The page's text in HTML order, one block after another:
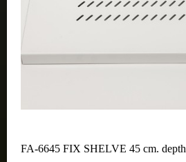
FA-6645 FIX SHELVE 45 cm. depth